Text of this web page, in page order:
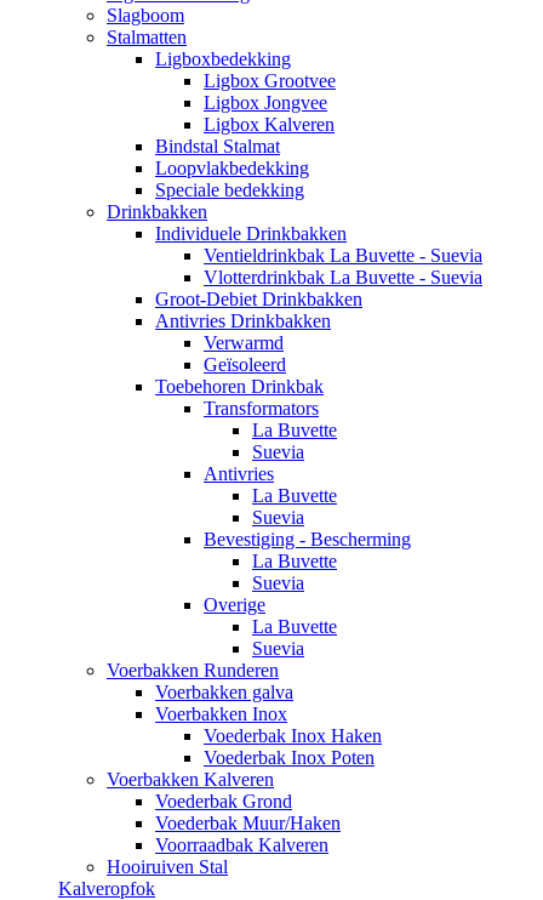
Slagboom
Stalmatten
Ligboxbedekking
Ligbox Grootvee
Ligbox Jongvee
Ligbox Kalveren
Bindstal Stalmat
Loopvlakbedekking
Speciale bedekking
Drinkbakken
Individuele Drinkbakken
Ventieldrinkbak La Buvette - Suevia
Vlotterdrinkbak La Buvette - Suevia
Groot-Debiet Drinkbakken
Antivries Drinkbakken
Verwarmd
Geïsoleerd
Toebehoren Drinkbak
Transformators
La Buvette
Suevia
Antivries
La Buvette
Suevia
Bevestiging - Bescherming
La Buvette
Suevia
Overige
La Buvette
Suevia
Voerbakken Runderen
Voerbakken galva
Voerbakken Inox
Voederbak Inox Haken
Voederbak Inox Poten
Voerbakken Kalveren
Voederbak Grond
Voederbak Muur/Haken
Voorraadbak Kalveren
Hooiruiven Stal
Kalveropfok